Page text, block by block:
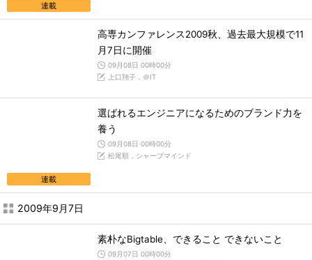
連載
高専カンファレンス2009秋、過去最大規模で11
月7日に開催
09月08日 00時00分
上口翔子，＠IT
連載
選ばれるエンジニアになるためのブランド力を
養う
09月08日 00時00分
松尾順，シャープマインド
2009年9月7日
素朴なBigtable、できること できないこと
09月07日 00時00分